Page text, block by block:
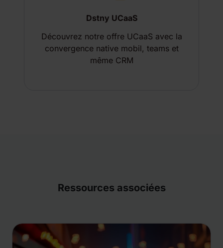
Dstny UCaaS
Découvrez notre offre UCaaS avec la
convergence native mobil, teams et
même CRM
Ressources associées